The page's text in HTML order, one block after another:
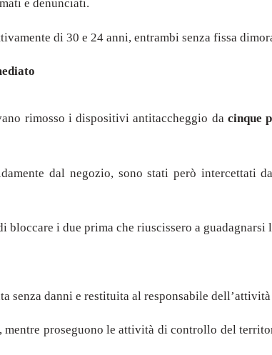
e denunciati.
di 30 e 24 anni, entrambi senza fissa
rimosso i dispositivi antitaccheggio da cinque
dal negozio, sono stati però
bloccare i due prima che riuscissero a guadagnarsi
senza danni e restituita al responsabile
mentre proseguono le attività di controllo del